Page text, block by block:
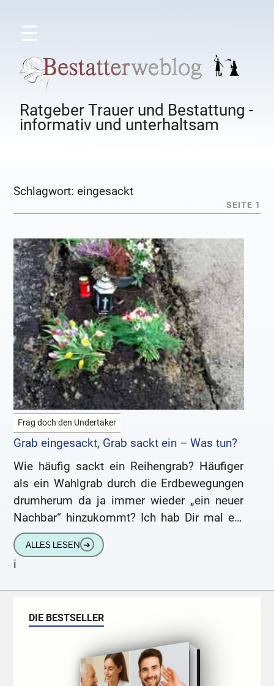
☰
Ratgeber Trauer und Bestattung -
informativ und unterhaltsam
Schlagwort:eingesackt
SEITE 1
Frag doch den Undertaker
Grab eingesackt, Grab sackt ein – Was tun?
Wie häufig sackt ein Reihengrab? Häufiger
als ein Wahlgrab durch die Erdbewegungen
drumherum da ja immer wieder „ein neuer
Nachbar“ hinzukommt? Ich hab Dir mal ein
paar Bilder angehangen, es
ALLES LESEN ➔
i
DIE BESTSELLER